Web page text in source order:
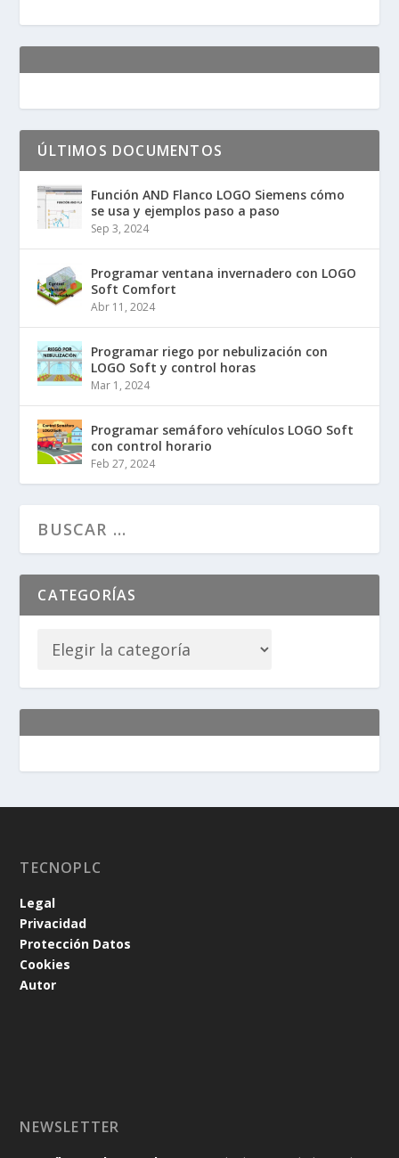
ÚLTIMOS DOCUMENTOS
Función AND Flanco LOGO Siemens cómo
se usa y ejemplos paso a paso
Sep 3, 2024
Programar ventana invernadero con LOGO
Soft Comfort
Abr 11, 2024
Programar riego por nebulización con
LOGO Soft y control horas
Mar 1, 2024
Programar semáforo vehículos LOGO Soft
con control horario
Feb 27, 2024
CATEGORÍAS
TECNOPLC
Legal
Privacidad
Protección Datos
Cookies
Autor
NEWSLETTER